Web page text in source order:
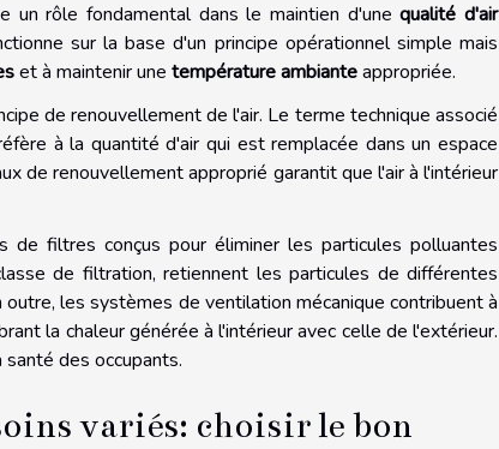
un rôle fondamental dans le maintien d'unequalité d'air
sur la base d'un principe opérationnel simple mais
et à maintenir une température ambianteappropriée.
de renouvellement de l'air. Le terme technique associé
à la quantité d'air qui est remplacée dans un espace
de renouvellement approprié garantit que l'air à l'intérieur
filtres conçus pour éliminer les particules polluantes
de filtration, retiennent les particules de différentes
les systèmes de ventilation mécanique contribuent à
la chaleur générée à l'intérieur avec celle de l'extérieur.
des occupants.
variés: choisir le bon